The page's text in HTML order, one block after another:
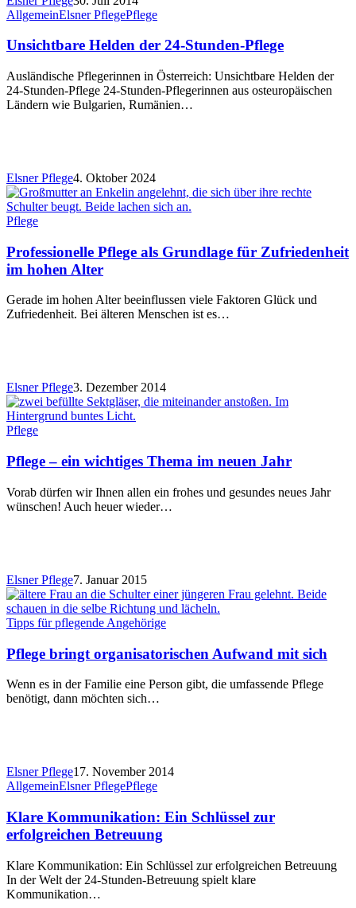
AllgemeinElsner PflegePflege
Unsichtbare Helden der 24-Stunden-Pflege
Ausländische Pflegerinnen in Österreich: Unsichtbare Helden der
24-Stunden-Pflege 24-Stunden-Pflegerinnen aus osteuropäischen
Ländern wie Bulgarien, Rumänien…
Elsner Pflege4. Oktober 2024
Pflege
Professionelle Pflege als Grundlage für Zufriedenheit
im hohen Alter
Gerade im hohen Alter beeinflussen viele Faktoren Glück und
Zufriedenheit. Bei älteren Menschen ist es…
Elsner Pflege3. Dezember 2014
Pflege
Pflege – ein wichtiges Thema im neuen Jahr
Vorab dürfen wir Ihnen allen ein frohes und gesundes neues Jahr
wünschen! Auch heuer wieder…
Elsner Pflege7. Januar 2015
Tipps für pflegende Angehörige
Pflege bringt organisatorischen Aufwand mit sich
Wenn es in der Familie eine Person gibt, die umfassende Pflege
benötigt, dann möchten sich…
Elsner Pflege17. November 2014
AllgemeinElsner PflegePflege
Klare Kommunikation: Ein Schlüssel zur
erfolgreichen Betreuung
Klare Kommunikation: Ein Schlüssel zur erfolgreichen Betreuung
In der Welt der 24-Stunden-Betreuung spielt klare
Kommunikation…